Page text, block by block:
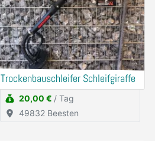
Trockenbauschleifer Schleifgiraffe
20,00 € / Tag
49832 Beesten